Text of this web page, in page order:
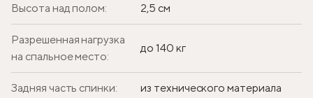
Высота над полом: 2,5 см
Разрешенная нагрузка
на спальное место:
до 140 кг
Задняя часть спинки: из технического материала